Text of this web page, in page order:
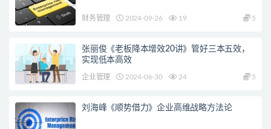
财务管理 2024-09-26 19 5
张丽俊《老板降本增效20讲》管好三本五效，
实现低本高效
企业管理 2024-06-30 24 5
刘海峰《顺势借力》企业高维战略方法论